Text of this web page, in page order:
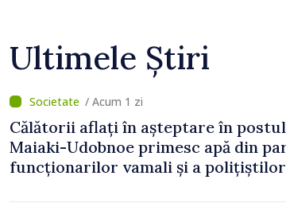
Ultimele Știri
/ Acum 1 zi
Călătorii aflați în așteptare în
Maiaki-Udobnoe primesc apă din
funcționarilor vamali și a